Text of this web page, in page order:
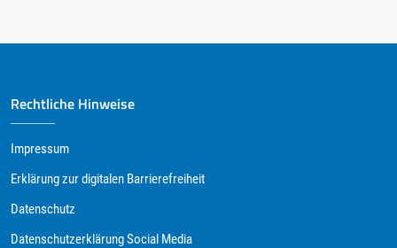
Rechtliche Hinweise
Impressum
Erklärung zur digitalen Barrierefreiheit
Datenschutz
Datenschutzerklärung Social Media